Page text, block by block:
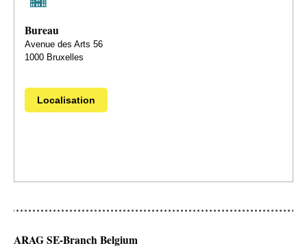
Bureau
Avenue des Arts 56
1000 Bruxelles
Localisation
ARAG SE-Branch Belgium